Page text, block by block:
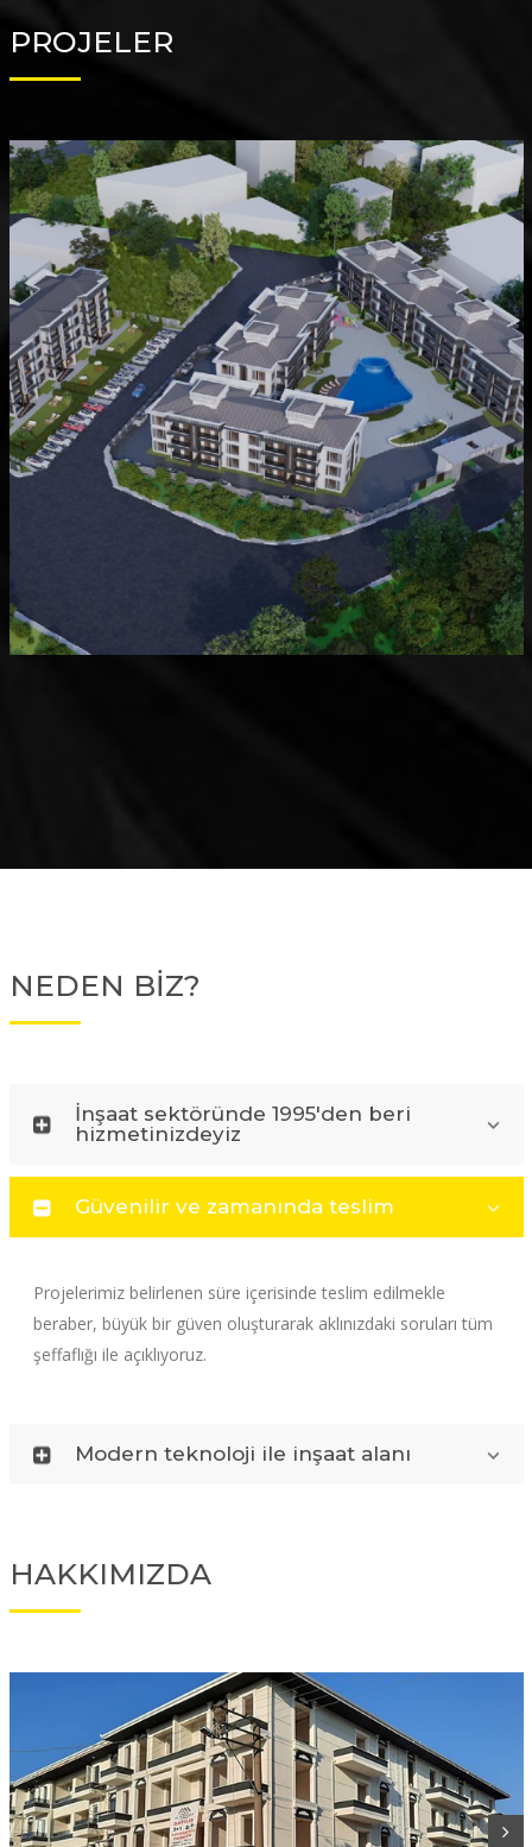
PROJELER
NEDEN BİZ?
İnşaat sektöründe 1995'den beri
hizmetinizdeyiz
Güvenilir ve zamanında teslim
Projelerimiz belirlenen süre içerisinde teslim edilmekle
beraber, büyük bir güven oluşturarak aklınızdaki soruları tüm
şeffaflığı ile açıklıyoruz.
Modern teknoloji ile inşaat alanı
HAKKIMIZDA